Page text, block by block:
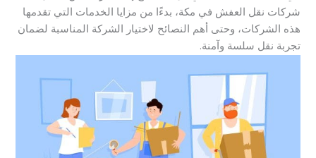
شركات نقل العفش في مكة، بدءًا من مزايا الخدمات التي تقدمها
هذه الشركات، وحتى أهم النصائح لاختيار الشركة المناسبة لضمان
تجربة نقل سلسة وآمنة.